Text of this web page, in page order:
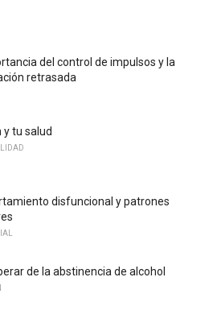
del control de impulsos y la
retrasada
y tu salud
disfuncional y patrones
de la abstinencia de alcohol